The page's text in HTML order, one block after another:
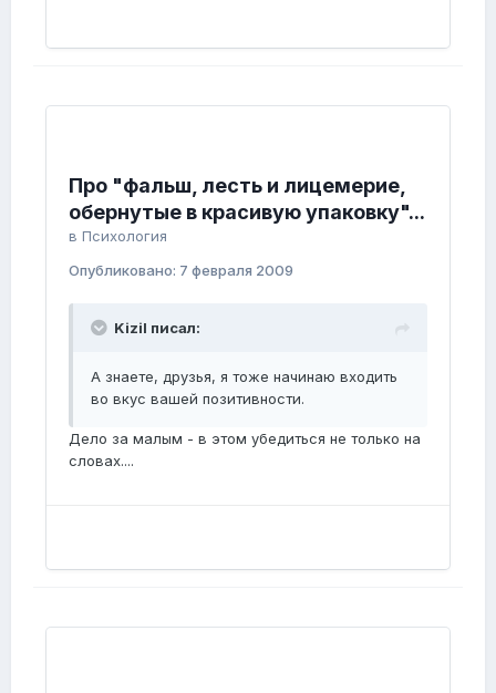
Про "фальш, лесть и лицемерие,
обернутые в красивую упаковку"...
в Психология
Опубликовано: 7 февраля 2009
Kizil писал:
А знаете, друзья, я тоже начинаю входить
во вкус вашей позитивности.
Дело за малым - в этом убедиться не только на
словах....